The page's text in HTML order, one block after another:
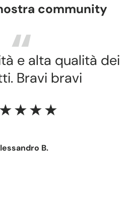
community
e alta qualità dei
Bravi bravi
B.